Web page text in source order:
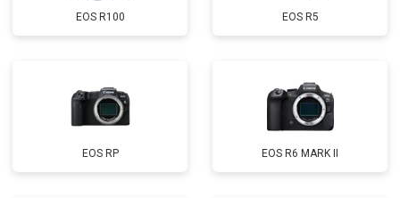
EOS R100 EOS R5
EOS RP EOS R6 MARK II